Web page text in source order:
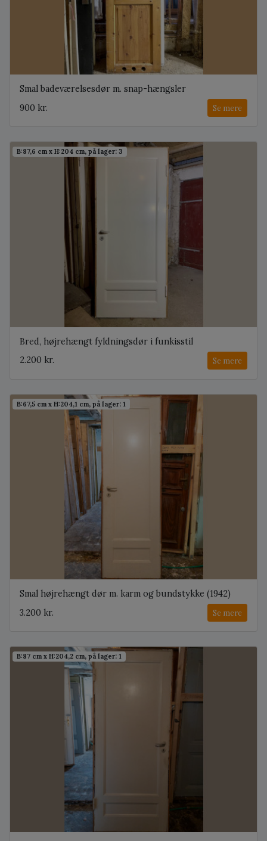
Smal badeværelsesdør m. snap-hængsler
900 kr.
Se mere
B:87,6 cm x H:204 cm, på lager: 3
Bred, højrehængt fyldningsdør i funkisstil
2.200 kr.
Se mere
B:67,5 cm x H:204,1 cm, på lager: 1
Smal højrehængt dør m. karm og bundstykke (1942)
3.200 kr.
Se mere
B:87 cm x H:204,2 cm, på lager: 1